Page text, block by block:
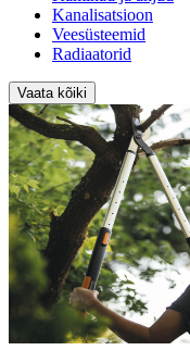
Kanalisatsioon
Veesüsteemid
Radiaatorid
Vaata kõiki